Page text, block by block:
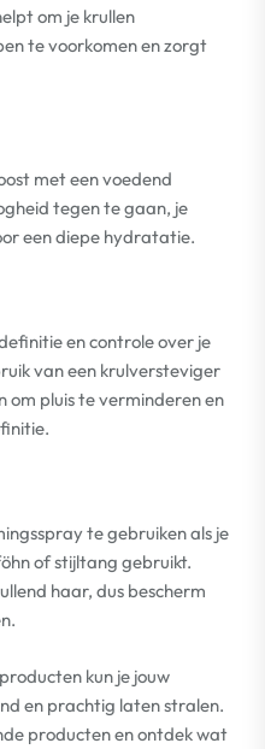
om je krullen
te voorkomen en zorgt
met een voedend
tegen te gaan, je
een diepe hydratatie.
en controle over je
van een krulversteviger
om pluis te verminderen en
te gebruiken als je
of stijltang gebruikt.
haar, dus bescherm
kun je jouw
en prachtig laten stralen.
producten en ontdek wat